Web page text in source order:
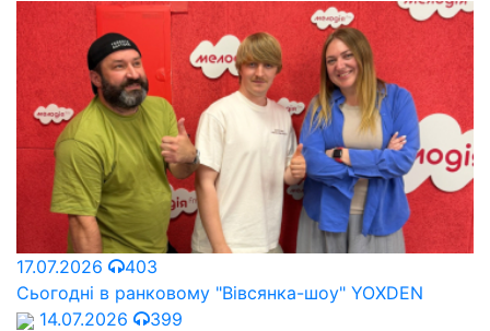
17.07.2026
403
Сьогодні в ранковому "Вівсянка-шоу" YOXDEN
14.07.2026
399